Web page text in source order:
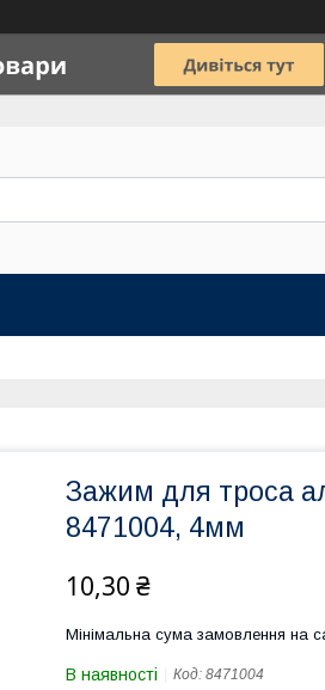
Зажим для троса
8471004, 4мм
10,30 ₴
Мінімальна сума замовлення на
В наявності Код: 8471004